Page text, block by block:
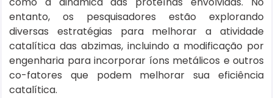
entanto, os pesquisadores estão explorando
diversas estratégias para melhorar a atividade
catalítica das abzimas, incluindo a modificação por
engenharia para incorporar íons metálicos e outros
co-fatores que podem melhorar sua eficiência
catalítica.